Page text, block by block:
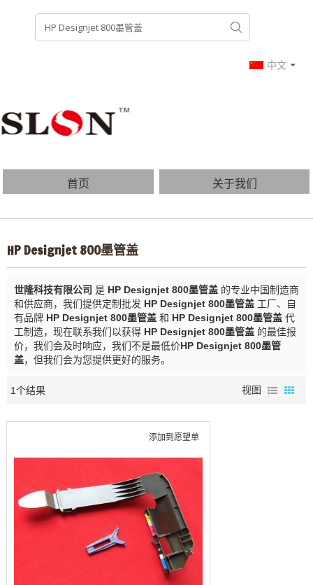
中文
首页 关于我们
产品列表 博客
常见问题
HP Designjet 800墨管盖
世隆科技有限公司 是 HP Designjet 800墨管盖 的专业中国制造商
和供应商，我们提供定制批发 HP Designjet 800墨管盖 工厂、自
有品牌 HP Designjet 800墨管盖 和 HP Designjet 800墨管盖 代
工制造，现在联系我们以获得 HP Designjet 800墨管盖 的最佳报
价，我们会及时响应，我们不是最低价HP Designjet 800墨管
盖，但我们会为您提供更好的服务。
1个结果 视图
添加到愿望单